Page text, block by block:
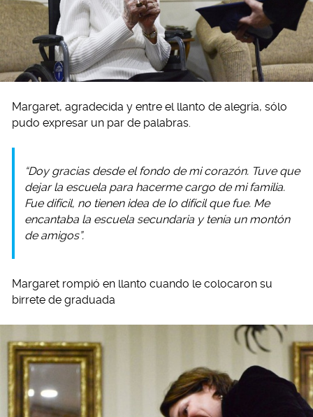
Margaret, agradecida y entre el llanto de alegría, sólo
pudo expresar un par de palabras.
“Doy gracias desde el fondo de mi corazón. Tuve que
dejar la escuela para hacerme cargo de mi familia.
Fue difícil, no tienen idea de lo difícil que fue. Me
encantaba la escuela secundaria y tenía un montón
de amigos”.
Margaret rompió en llanto cuando le colocaron su
birrete de graduada